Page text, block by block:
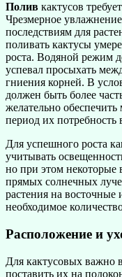
Полив кактусов
Чрезмерное
последствиям для
поливать кактусы
роста. Водяной режим
успевал просыхать
гниения корней. В
должен быть более
желательно
период их потребность
Для успешного роста
учитывать
но при этом некоторые
прямых солнечных
растения на восточные
необходимое
Расположение и
Для кактусовых важно
поставить их на